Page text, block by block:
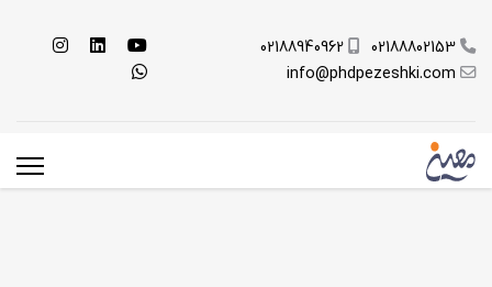
02188802153
02188940962
info@phdpezeshki.com